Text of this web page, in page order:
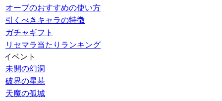
オーブのおすすめの使い方
引くべきキャラの特徴
ガチャギフト
リセマラ当たりランキング
イベント
未開の幻洞
破界の星墓
天魔の孤城